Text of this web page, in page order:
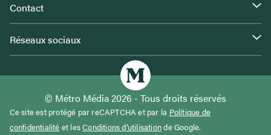
Contact
Réseaux sociaux
© Métro Média 2026 - Tous droits réservés
Ce site est protégé par reCAPTCHA et par la Politique de
confidentialité et lesConditions d'utilisationde Google.